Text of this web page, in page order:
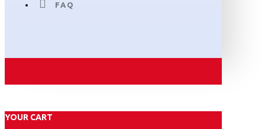
FAQ
YOUR CART